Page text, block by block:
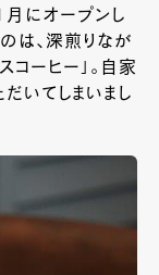
月にオープンし
は、深煎りなが
ーヒー」。自家
だいてしまいまし